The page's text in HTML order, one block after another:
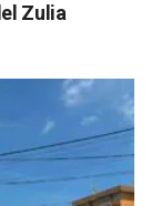
Zulia